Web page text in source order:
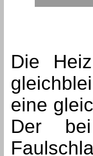
Die
eine
Der